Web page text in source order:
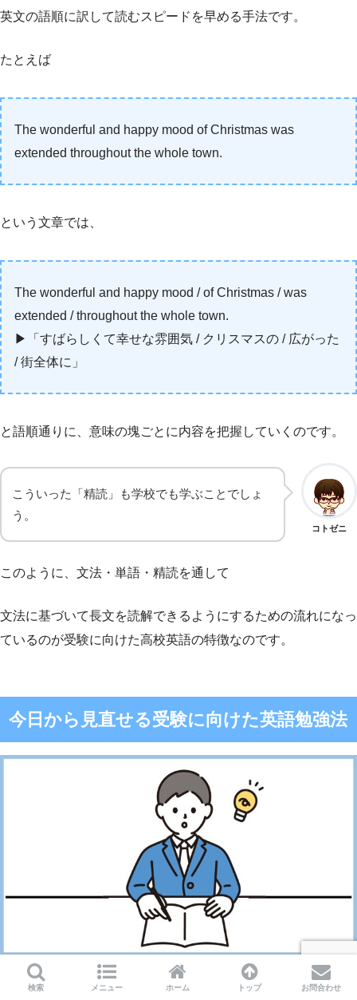
英文の語順に訳して読むスピードを早める手法です。
たとえば
The wonderful and happy mood of Christmas was
extended throughout the whole town.
という文章では、
The wonderful and happy mood / of Christmas / was
extended / throughout the whole town.
▶︎「すばらしくて幸せな雰囲気 / クリスマスの / 広がった
/ 街全体に」
と語順通りに、意味の塊ごとに内容を把握していくのです。
コトゼニ
こういった「精読」も学校でも学ぶことでしょ
う。
このように、文法・単語・精読を通して
文法に基づいて長文を読解できるようにするための流れになっ
ているのが受験に向けた高校英語の特徴なのです。
今日から見直せる受験に向けた英語勉強法
ここからは今日から使える受験に向けた英語勉強法の見直し方
法を紹介します。
検索 メニュー ホーム トップ お問合わせ